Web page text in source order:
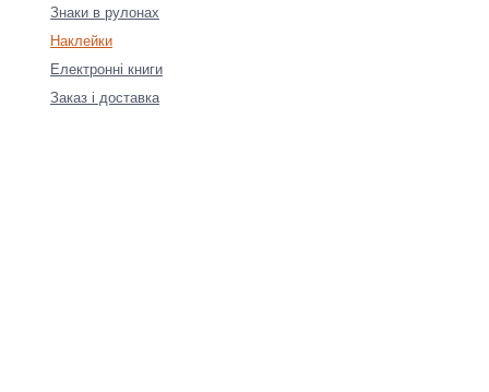
Знаки в рулонах
Наклейки
Електронні книги
Заказ і доставка